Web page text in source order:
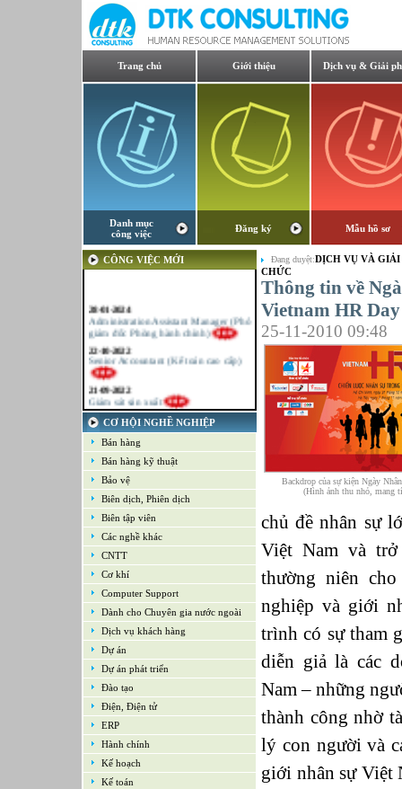
Trang chủ Giới thiệu Dịch vụ & Giải
Danh mục
công việc
Đăng ký Mẫu hồ sơ
CÔNG VIỆC MỚI
Administration Assistant Manager (Phó
giám đốc Phòng hành chính)
22-10-2022
Senior Accountant (Kế toán cao cấp)
21-09-2022
Giám sát sản xuất
21-09-2022
Kế toán tổng hợp – Thuế
16-09-2022
Nhân viên cao cấp NPD - Phát triển sản
phẩm mới
16-09-2022
Giám sát Mua hàng
16-09-2022
Chuyên viên CNTT /Bộ phận Hỗ trợ &
Hệ thống
16-09-2022
Trưởng bộ phận Kho
CƠ HỘI NGHỀ NGHIỆP
Bán hàng
Bán hàng kỹ thuật
Bảo vệ
Biên dịch, Phiên dịch
Biên tập viên
Các nghề khác
CNTT
Cơ khí
Computer Support
Dành cho Chuyên gia nước ngoài
Dịch vụ khách hàng
Dự án
Dự án phát triển
Đào tạo
Điện, Điện tử
ERP
Hành chính
Kế hoạch
Kế toán
Đang duyệt:DỊCH VỤ VÀ GIẢI
CHỨC
Thông tin về
Vietnam HR
25-11-2010 09:48
Backdrop của sự kiện Ngày
(Hình ảnh thu nhỏ, mang
chủ đề nhân sự
Việt Nam và
thường niên
nghiệp và giới
trình có sự tham
diễn giả là các
Nam – những
thành công nhờ
lý con người và
giới nhân sự Việt